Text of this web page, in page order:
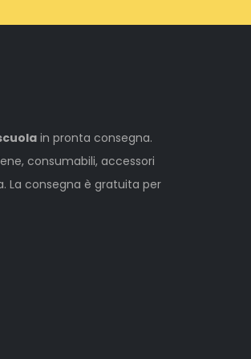
in pronta consegna.
consumabili, accessori
La consegna è gratuita per